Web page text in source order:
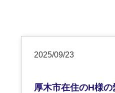
2025/09/23
厚木市在住のH様